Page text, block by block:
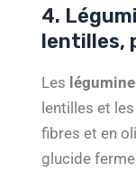
4.
lentilles,
Les
lentilles et
fibres et en
glucide